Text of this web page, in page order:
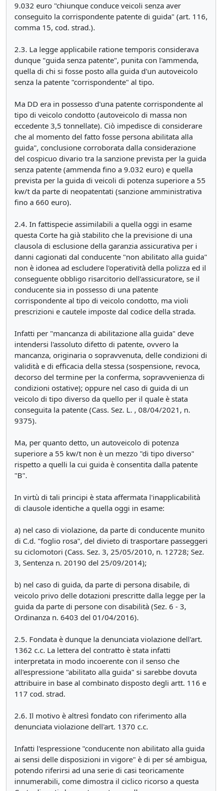
9.032 euro "chiunque conduce veicoli senza aver
conseguito la corrispondente patente di guida" (art. 116,
comma 15, cod. strad.).
2.3. La legge applicabile ratione temporis considerava
dunque "guida senza patente", punita con l'ammenda,
quella di chi si fosse posto alla guida d'un autoveicolo
senza la patente "corrispondente" al tipo.
Ma DD era in possesso d'una patente corrispondente al
tipo di veicolo condotto (autoveicolo di massa non
eccedente 3,5 tonnellate). Ciò impedisce di considerare
che al momento del fatto fosse persona abilitata alla
guida", conclusione corroborata dalla considerazione
del cospicuo divario tra la sanzione prevista per la guida
senza patente (ammenda fino a 9.032 euro) e quella
prevista per la guida di veicoli di potenza superiore a 55
kw/t da parte di neopatentati (sanzione amministrativa
fino a 660 euro).
2.4. In fattispecie assimilabili a quella oggi in esame
questa Corte ha già stabilito che la previsione di una
clausola di esclusione della garanzia assicurativa per i
danni cagionati dal conducente "non abilitato alla guida"
non è idonea ad escludere l'operatività della polizza ed il
conseguente obbligo risarcitorio dell'assicuratore, se il
conducente sia in possesso di una patente
corrispondente al tipo di veicolo condotto, ma violi
prescrizioni e cautele imposte dal codice della strada.
Infatti per "mancanza di abilitazione alla guida" deve
intendersi l'assoluto difetto di patente, ovvero la
mancanza, originaria o sopravvenuta, delle condizioni di
validità e di efficacia della stessa (sospensione, revoca,
decorso del termine per la conferma, sopravvenienza di
condizioni ostative); oppure nel caso di guida di un
veicolo di tipo diverso da quello per il quale è stata
conseguita la patente (Cass. Sez. L. , 08/04/2021, n.
9375).
Ma, per quanto detto, un autoveicolo di potenza
superiore a 55 kw/t non è un mezzo "di tipo diverso"
rispetto a quelli la cui guida è consentita dalla patente
"B".
In virtù di tali principi è stata affermata l'inapplicabilità
di clausole identiche a quella oggi in esame:
a) nel caso di violazione, da parte di conducente munito
di C.d. "foglio rosa", del divieto di trasportare passeggeri
su ciclomotori (Cass. Sez. 3, 25/05/2010, n. 12728; Sez.
3, Sentenza n. 20190 del 25/09/2014);
b) nel caso di guida, da parte di persona disabile, di
veicolo privo delle dotazioni prescritte dalla legge per la
guida da parte di persone con disabilità (Sez. 6 - 3,
Ordinanza n. 6403 del 01/04/2016).
2.5. Fondata è dunque la denunciata violazione dell'art.
1362 c.c. La lettera del contratto è stata infatti
interpretata in modo incoerente con il senso che
all'espressione "abilitato alla guida" si sarebbe dovuta
attribuire in base al combinato disposto degli artt. 116 e
117 cod. strad.
2.6. Il motivo è altresì fondato con riferimento alla
denunciata violazione dell'art. 1370 c.c.
Infatti l'espressione "conducente non abilitato alla guida
ai sensi delle disposizioni in vigore" è di per sé ambigua,
potendo riferirsi ad una serie di casi teoricamente
innumerabili, come dimostra il ciclico ricorso a questa